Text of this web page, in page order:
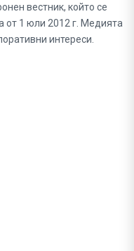
вестник, който се
от 1 юли 2012 г. Медията
интереси.